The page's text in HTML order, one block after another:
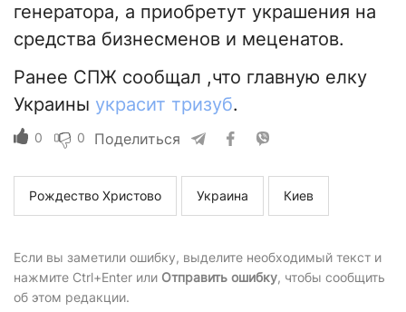
генератора, а приобретут украшения на
средства бизнесменов и меценатов.
Ранее СПЖ сообщал ,что главную елку
Украины украсит тризуб.
0 0 Поделиться
Рождество Христово Украина Киев
Если вы заметили ошибку, выделите необходимый текст и
нажмите Ctrl+Enter или Отправить ошибку, чтобы сообщить
об этом редакции.